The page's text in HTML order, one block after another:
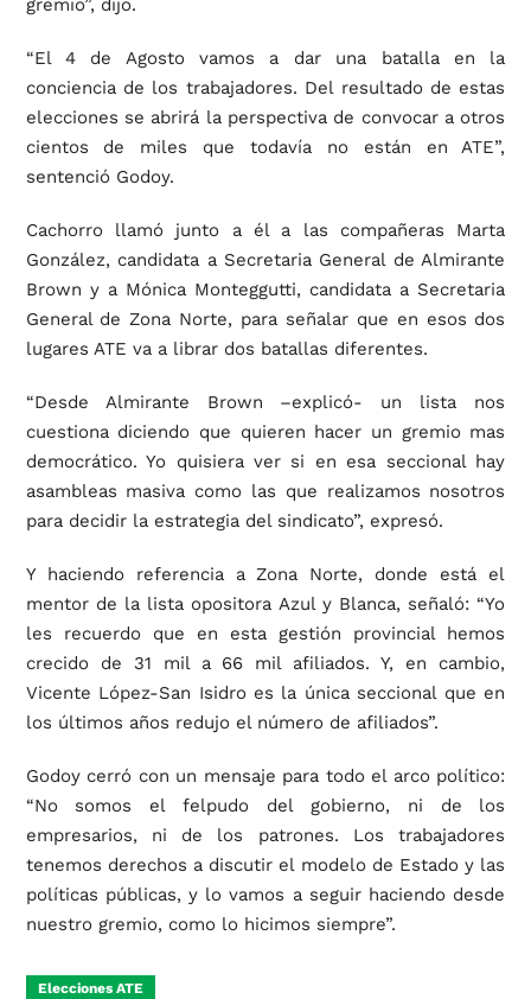
gremio”, dijo.
“El 4 de Agosto vamos a dar una batalla en la
conciencia de los trabajadores. Del resultado de estas
elecciones se abrirá la perspectiva de convocar a otros
cientos de miles que todavía no están en ATE”,
sentenció Godoy.
Cachorro llamó junto a él a las compañeras Marta
González, candidata a Secretaria General de Almirante
Brown y a Mónica Monteggutti, candidata a Secretaria
General de Zona Norte, para señalar que en esos dos
lugares ATE va a librar dos batallas diferentes.
“Desde Almirante Brown –explicó- un lista nos
cuestiona diciendo que quieren hacer un gremio mas
democrático. Yo quisiera ver si en esa seccional hay
asambleas masiva como las que realizamos nosotros
para decidir la estrategia del sindicato”, expresó.
Y haciendo referencia a Zona Norte, donde está el
mentor de la lista opositora Azul y Blanca, señaló: “Yo
les recuerdo que en esta gestión provincial hemos
crecido de 31 mil a 66 mil afiliados. Y, en cambio,
Vicente López-San Isidro es la única seccional que en
los últimos años redujo el número de afiliados”.
Godoy cerró con un mensaje para todo el arco político:
“No somos el felpudo del gobierno, ni de los
empresarios, ni de los patrones. Los trabajadores
tenemos derechos a discutir el modelo de Estado y las
políticas públicas, y lo vamos a seguir haciendo desde
nuestro gremio, como lo hicimos siempre”.
Elecciones ATE